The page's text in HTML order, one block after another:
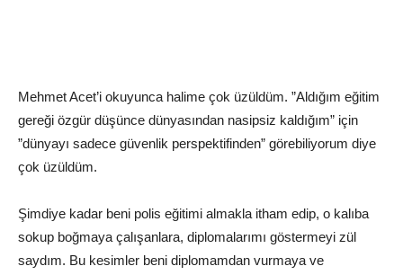
Mehmet Acet’i okuyunca halime çok üzüldüm. ”Aldığım eğitim
gereği özgür düşünce dünyasından nasipsiz kaldığım” için
”dünyayı sadece güvenlik perspektifinden” görebiliyorum diye
çok üzüldüm.
Şimdiye kadar beni polis eğitimi almakla itham edip, o kalıba
sokup boğmaya çalışanlara, diplomalarımı göstermeyi zül
saydım. Bu kesimler beni diplomamdan vurmaya ve